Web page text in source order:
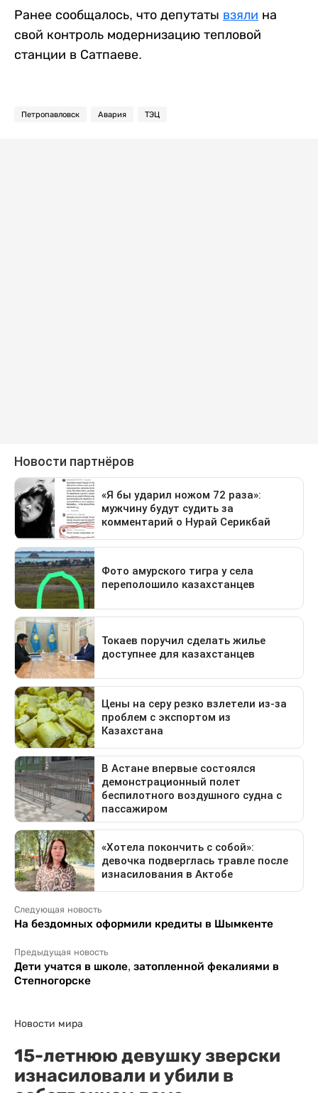
Ранее сообщалось, что депутаты взяли на
свой контроль модернизацию тепловой
станции в Сатпаеве.
Петропавловск Авария ТЭЦ
Следующая новость
На бездомных оформили кредиты в Шымкенте
Предыдущая новость
Дети учатся в школе, затопленной фекалиями в
Степногорске
Новости мира
15-летнюю девушку зверски
изнасиловали и убили в